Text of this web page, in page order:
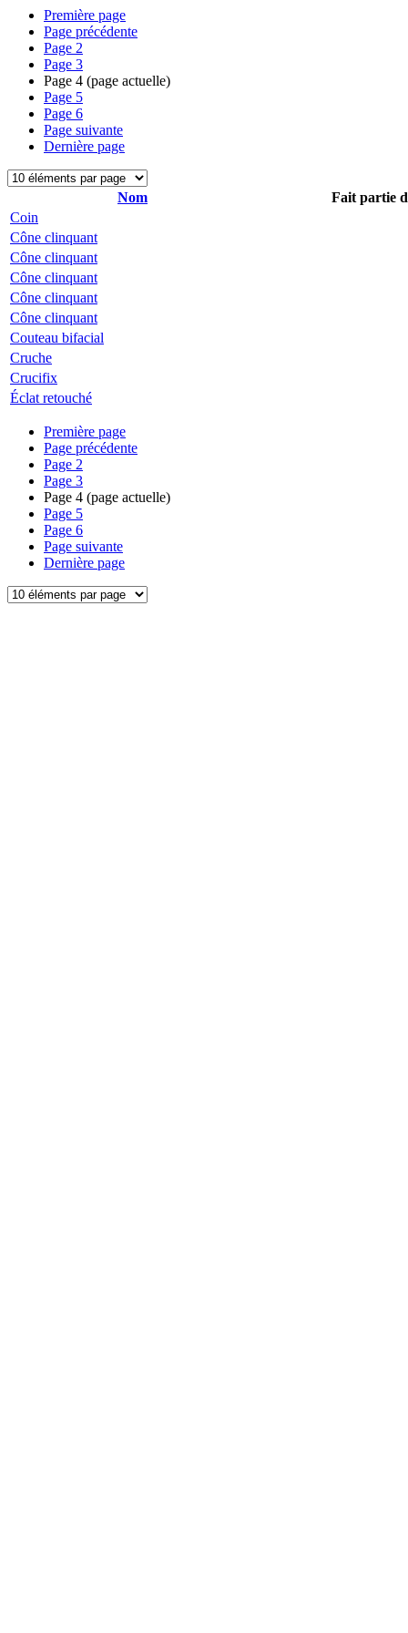
Première page
Page précédente
Page 2
Page 3
Page 4 (page actuelle)
Page 5
Page 6
Page suivante
Dernière page
Nom
Fait partie
Coin
Cône clinquant
Cône clinquant
Cône clinquant
Cône clinquant
Cône clinquant
Couteau bifacial
Cruche
Crucifix
Éclat retouché
Première page
Page précédente
Page 2
Page 3
Page 4 (page actuelle)
Page 5
Page 6
Page suivante
Dernière page